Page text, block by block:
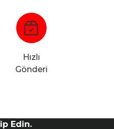
Hızlı
Gönderi
Edin.